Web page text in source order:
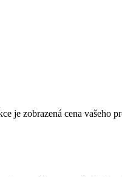
je zobrazená cena vašeho